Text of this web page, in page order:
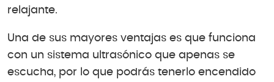
relajante.
Una de sus mayores ventajas es que funciona
con un sistema ultrasónico que apenas se
escucha, por lo que podrás tenerlo encendido